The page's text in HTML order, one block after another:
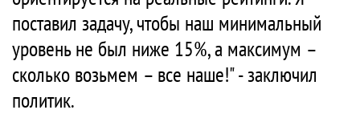
поставил задачу, чтобы наш минимальный
уровень не был ниже 15%, а максимум –
сколько возьмем – все наше!" - заключил
политик.